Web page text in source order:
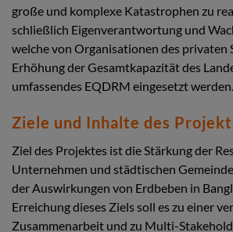
große und komplexe Katastrophen zu
schließlich Eigenverantwortung und
welche von Organisationen des privaten
Erhöhung der Gesamtkapazität des
umfassendes EQDRM eingesetzt werden.
Ziele und Inhalte des
Ziel des Projektes ist die Stärkung der
Unternehmen und städtischen
der Auswirkungen von Erdbeben in
Erreichung dieses Ziels soll es zu einer
Zusammenarbeit und zu Multi-